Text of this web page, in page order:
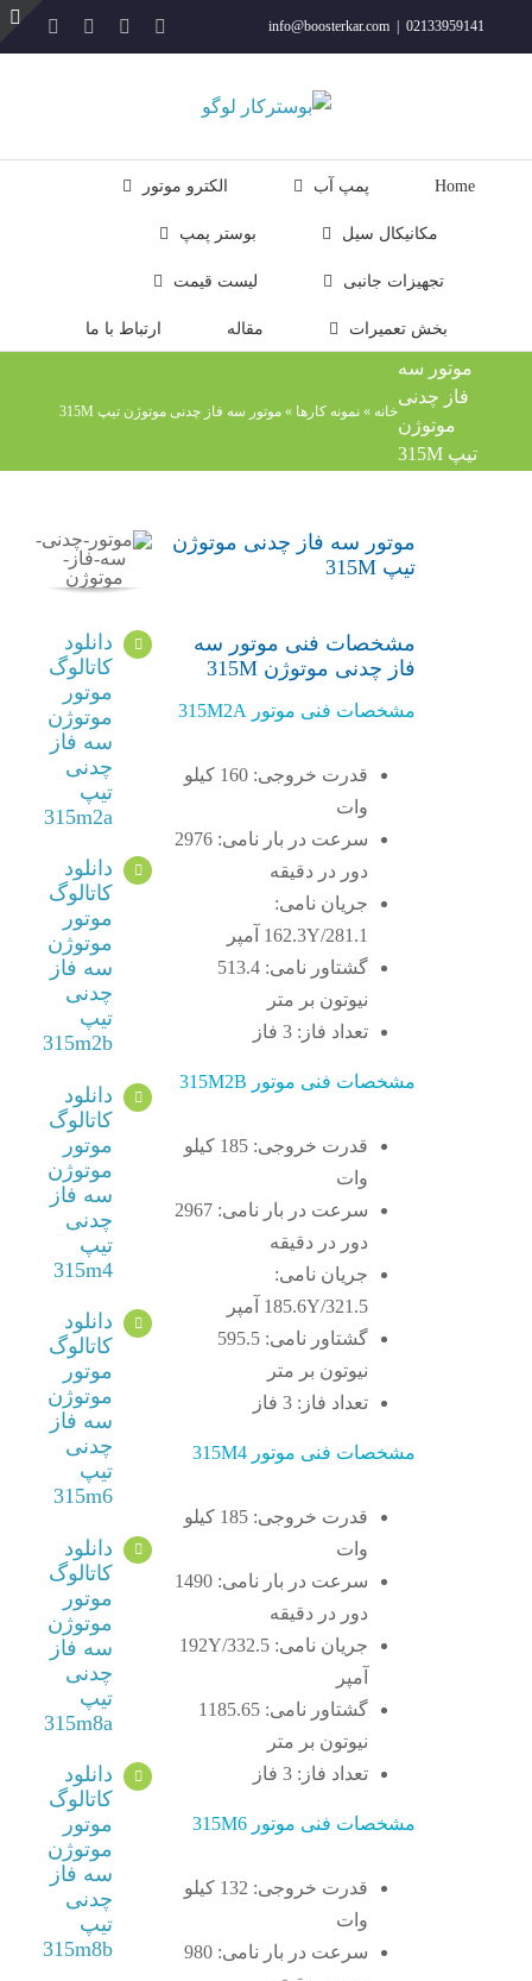
02133959141
info@boosterkar.com
YouTube
Instagram ایمیل
Home پمپ آب الکترو موتور
مکانیکال سیل بوستر پمپ
تجهیزات جانبی لیست قیمت
بخش تعمیرات مقاله ارتباط با ما
موتور سه
فاز چدنی
موتوژن
تیپ 315M
خانه » نمونه کارها » موتور سه فاز چدنی موتوژن تیپ 315M
موتور سه فاز چدنی موتوژن
تیپ 315M
مشخصات فنی موتور سه
فاز چدنی موتوژن 315M
مشخصات فنی موتور 315M2A
قدرت خروجی: 160 کیلو
وات
سرعت در بار نامی: 2976
دور در دقیقه
جریان نامی:
162.3Y/281.1 آمپر
گشتاور نامی: 513.4
نیوتون بر متر
تعداد فاز: 3 فاز
مشخصات فنی موتور 315M2B
قدرت خروجی: 185 کیلو
وات
سرعت در بار نامی: 2967
دور در دقیقه
جریان نامی:
185.6Y/321.5 آمپر
گشتاور نامی: 595.5
نیوتون بر متر
تعداد فاز: 3 فاز
مشخصات فنی موتور 315M4
قدرت خروجی: 185 کیلو
وات
سرعت در بار نامی: 1490
دور در دقیقه
جریان نامی: 192Y/332.5
آمپر
گشتاور نامی: 1185.65
نیوتون بر متر
تعداد فاز: 3 فاز
مشخصات فنی موتور 315M6
قدرت خروجی: 132 کیلو
وات
سرعت در بار نامی: 980
دانلود
کاتالوگ
موتور
موتوژن
سه فاز
چدنی
تیپ
315m2a
دانلود
کاتالوگ
موتور
موتوژن
سه فاز
چدنی
تیپ
315m2b
دانلود
کاتالوگ
موتور
موتوژن
سه فاز
چدنی
تیپ
315m4
دانلود
کاتالوگ
موتور
موتوژن
سه فاز
چدنی
تیپ
315m6
دانلود
کاتالوگ
موتور
موتوژن
سه فاز
چدنی
تیپ
315m8a
دانلود
کاتالوگ
موتور
موتوژن
سه فاز
چدنی
تیپ
315m8b